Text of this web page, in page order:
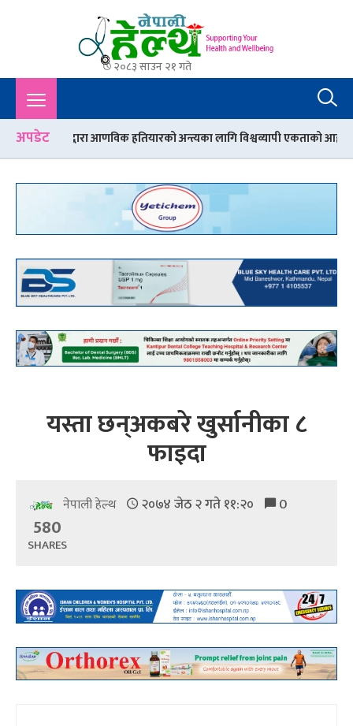
Nepali Health
A Complete Health News Portal From Nepal : Article, Tips,
Sex, Beauty, Policy, Interview, International Health, Nepal
Health,
२०८३ साउन २१ गते
अपडेटहतियारको अन्त्यका लागि विश्वव्यापी एकताको आह्वान केही
यस्ता छन्अकबरे खुर्सानीका ८
फाइदा
नेपाली हेल्थ २०७४ जेठ २ गते ११:२० 0
580
SHARES